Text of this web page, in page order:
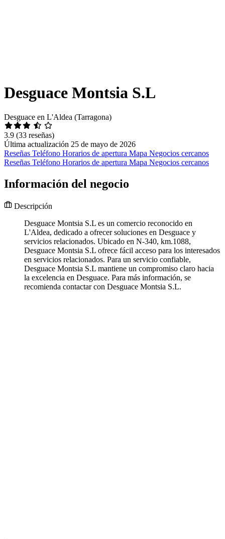
Desguace Montsia S.L
Desguace en L'Aldea (Tarragona)
3.9 (33 reseñas)
Última actualización 25 de mayo de 2026
Reseñas Teléfono Horarios de apertura Mapa Negocios cercanos
Reseñas Teléfono Horarios de apertura Mapa Negocios cercanos
Información del negocio
Descripción
Desguace Montsia S.L es un comercio reconocido en
L'Aldea, dedicado a ofrecer soluciones en Desguace y
servicios relacionados. Ubicado en N-340, km.1088,
Desguace Montsia S.L ofrece fácil acceso para los interesados
en servicios relacionados. Para un servicio confiable,
Desguace Montsia S.L mantiene un compromiso claro hacia
la excelencia en Desguace. Para más información, se
recomienda contactar con Desguace Montsia S.L.